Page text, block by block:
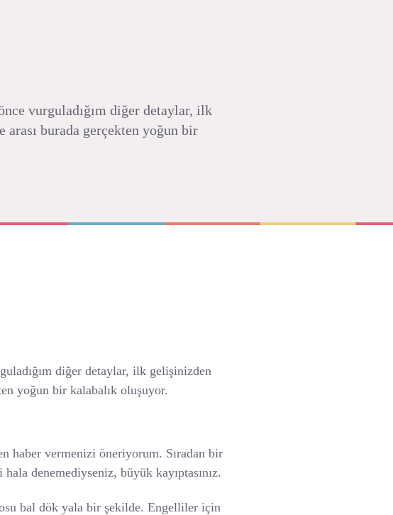
vurguladığım diğer detaylar, ilk
arası burada gerçekten yoğun bir
diğer detaylar, ilk gelişinizden
yoğun bir kalabalık oluşuyor.
haber vermenizi öneriyorum. Sıradan bir
denemediyseniz, büyük kayıptasınız.
bal dök yala bir şekilde. Engelliler için